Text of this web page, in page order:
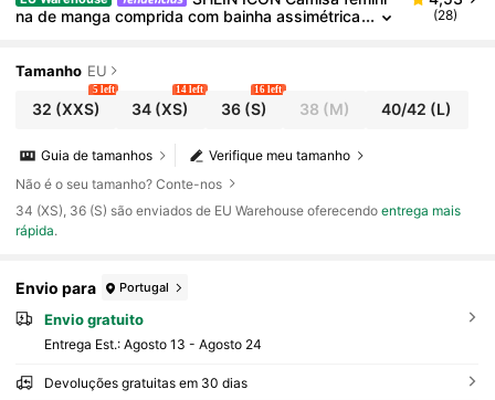
na de manga comprida com bainha assimétrica
(28)
Tamanho EU
32 (XXS)
5 left
34 (XS)
14 left
36(S)
16 left
38 (M) 40/42 (L)
Verifique meu tamanho
Guia de tamanhos
Não é o seu tamanho? Conte-nos
​34 (XS), 36 (S) são enviados de EU Warehouse oferecendoentrega mais
rápida.
Envio para Portugal
Envio gratuito
Entrega Est.: Agosto 13 - Agosto 24
Devoluções gratuitas em 30 dias